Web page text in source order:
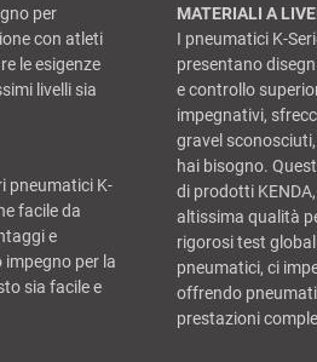
per
con atleti
le esigenze
livelli sia
pneumatici K-
facile da
e
per la
sia facile e
MATERIALI A
I pneumatici K-
presentano
e controllo
impegnativi,
gravel
hai bisogno.
di prodotti
altissima qualità
rigorosi test
pneumatici, ci
offrendo
prestazioni